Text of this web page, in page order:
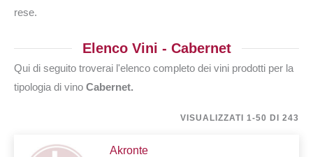
rese.
Elenco Vini - Cabernet
Qui di seguito troverai l'elenco completo dei vini prodotti per la
tipologia di vino Cabernet.
VISUALIZZATI 1-50 DI 243
Akronte